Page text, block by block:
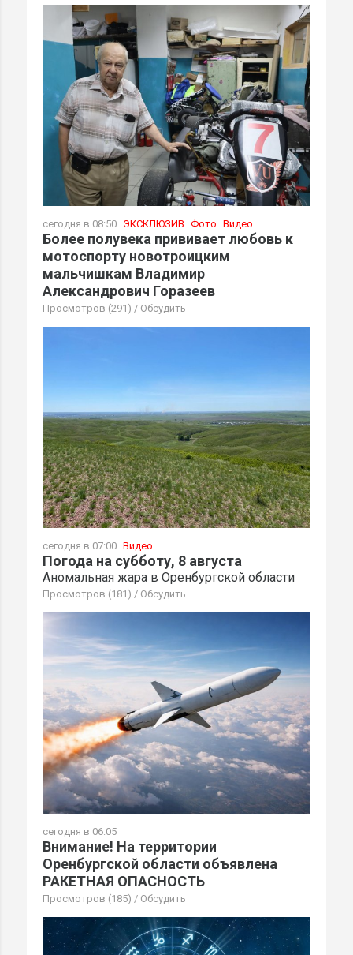
сегодня в 08:50 ЭКСКЛЮЗИВ Фото Видео
Более полувека прививает любовь к
мотоспорту новотроицким
мальчишкам Владимир
Александрович Горазеев
Просмотров (291) / Обсудить
сегодня в 07:00 Видео
Погода на субботу, 8 августа
Аномальная жара в Оренбургской области
Просмотров (181) / Обсудить
сегодня в 06:05
Внимание! На территории
Оренбургской области объявлена
РАКЕТНАЯ ОПАСНОСТЬ
Просмотров (185) / Обсудить